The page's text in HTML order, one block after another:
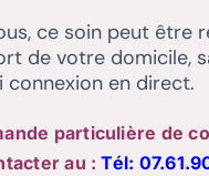
ce soin peut être
de votre domicile,
connexion en direct.
particulière de
au :Tél: